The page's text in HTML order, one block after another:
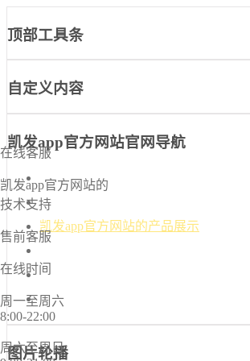
顶部工具条
自定义内容
凯发app官方网站官网导航
凯发app官方网站-凯发k8国际官网首
凯发k8国际官网首页入口的介绍
凯发app官方网站的产品展示
诚信档案
联系凯发app官方网站
图片轮播
在线客服
凯发app官方网站的
技术支持
售前客服
在线时间
周一至周六
8:00-22:00
周六至周日